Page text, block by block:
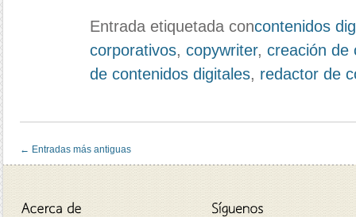
Entrada etiquetada concontenidos
corporativos, copywriter, creación de
de contenidos digitales, redactor de
← Entradas más antiguas